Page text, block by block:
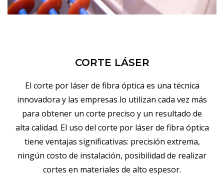
CORTE LÁSER
El corte por láser de fibra óptica es una técnica
innovadora y las empresas lo utilizan cada vez más
para obtener un corte preciso y un resultado de
alta calidad. El uso del corte por láser de fibra óptica
tiene ventajas significativas: precisión extrema,
ningún costo de instalación, posibilidad de realizar
cortes en materiales de alto espesor.